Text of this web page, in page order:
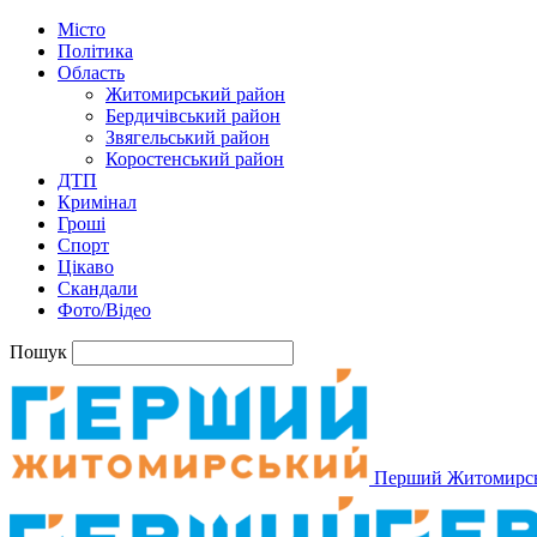
Місто
Політика
Область
Житомирський район
Бердичівський район
Звягельський район
Коростенський район
ДТП
Кримінал
Гроші
Спорт
Цікаво
Скандали
Фото/Відео
Пошук
Перший